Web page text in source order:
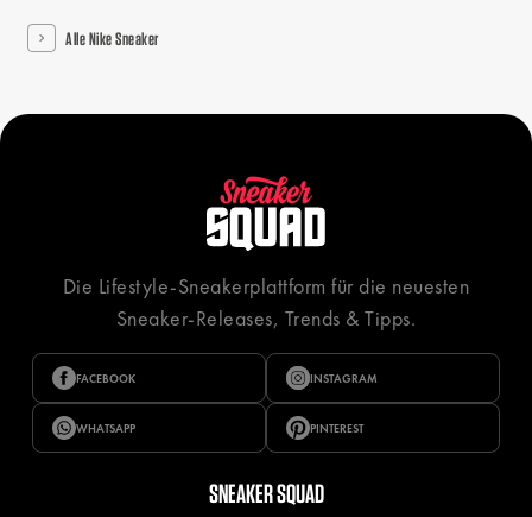
Alle Nike Sneaker
Die Lifestyle-Sneakerplattform für die neuesten
Sneaker-Releases, Trends & Tipps.
FACEBOOK INSTAGRAM
WHATSAPP PINTEREST
SNEAKER SQUAD